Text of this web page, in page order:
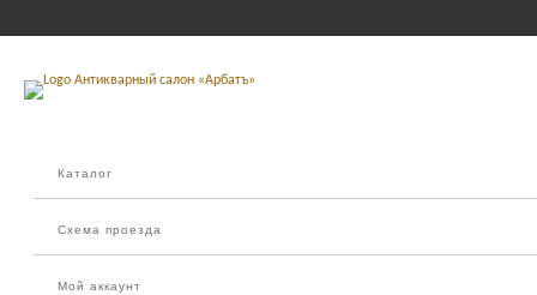
Каталог
Схема проезда
Мой аккаунт